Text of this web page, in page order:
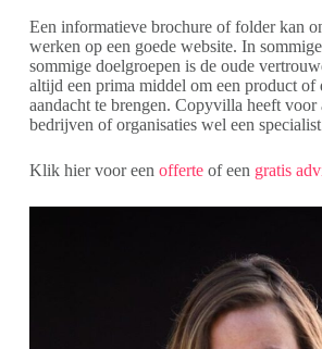
Een informatieve brochure of folder kan
werken op een goede website. In
sommige doelgroepen is de oude
altijd een prima middel om een product of
aandacht te brengen. Copyvilla heeft voor
bedrijven of organisaties wel een
Klik hier voor een offerteof een gratis